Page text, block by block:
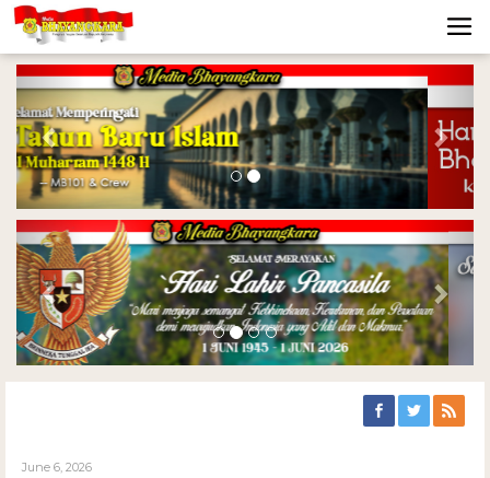
Previous Next
Previous Next
June 6, 2026